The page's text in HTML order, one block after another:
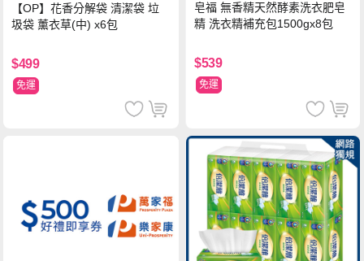
【OP】花香分解袋 清潔袋 垃
圾袋 薰衣草(中) x6包
$499
免運
皂福 無香精天然酵素洗衣肥皂
精 洗衣精補充包1500gx8包
$539
免運